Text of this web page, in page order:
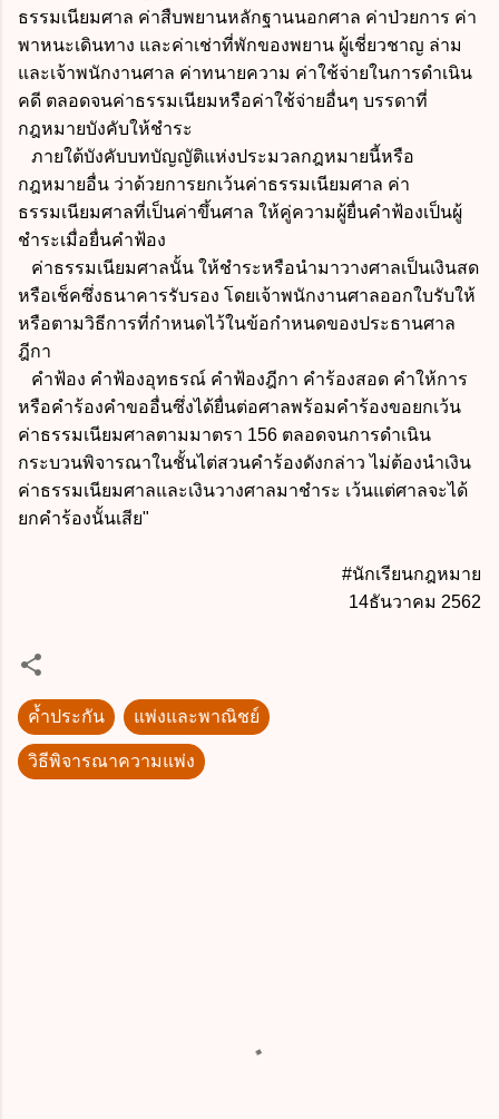
ธรรมเนียมศาล ค่าสืบพยานหลักฐานนอกศาล ค่าป่วยการ ค่า
พาหนะเดินทาง และค่าเช่าที่พักของพยาน ผู้เชี่ยวชาญ ล่าม
และเจ้าพนักงานศาล ค่าทนายความ ค่าใช้จ่ายในการดำเนิน
คดี ตลอดจนค่าธรรมเนียมหรือค่าใช้จ่ายอื่นๆ บรรดาที่
กฎหมายบังคับให้ชำระ
ภายใต้บังคับบทบัญญัติแห่งประมวลกฎหมายนี้หรือ
กฎหมายอื่น ว่าด้วยการยกเว้นค่าธรรมเนียมศาล ค่า
ธรรมเนียมศาลที่เป็นค่าขึ้นศาล ให้คู่ความผู้ยื่นคำฟ้องเป็นผู้
ชำระเมื่อยื่นคำฟ้อง
ค่าธรรมเนียมศาลนั้น ให้ชำระหรือนำมาวางศาลเป็นเงินสด
หรือเช็คซึ่งธนาคารรับรอง โดยเจ้าพนักงานศาลออกใบรับให้
หรือตามวิธีการที่กำหนดไว้ในข้อกำหนดของประธานศาล
ฎีกา
คำฟ้อง คำฟ้องอุทธรณ์ คำฟ้องฎีกา คำร้องสอด คำให้การ
หรือคำร้องคำขออื่นซึ่งได้ยื่นต่อศาลพร้อมคำร้องขอยกเว้น
ค่าธรรมเนียมศาลตามมาตรา 156 ตลอดจนการดำเนิน
กระบวนพิจารณาในชั้นไต่สวนคำร้องดังกล่าว ไม่ต้องนำเงิน
ค่าธรรมเนียมศาลและเงินวางศาลมาชำระ เว้นแต่ศาลจะได้
ยกคำร้องนั้นเสีย"
#นักเรียนกฎหมาย
14ธันวาคม 2562
ค้ำประกัน แพ่งและพาณิชย์
วิธีพิจารณาความแพ่ง